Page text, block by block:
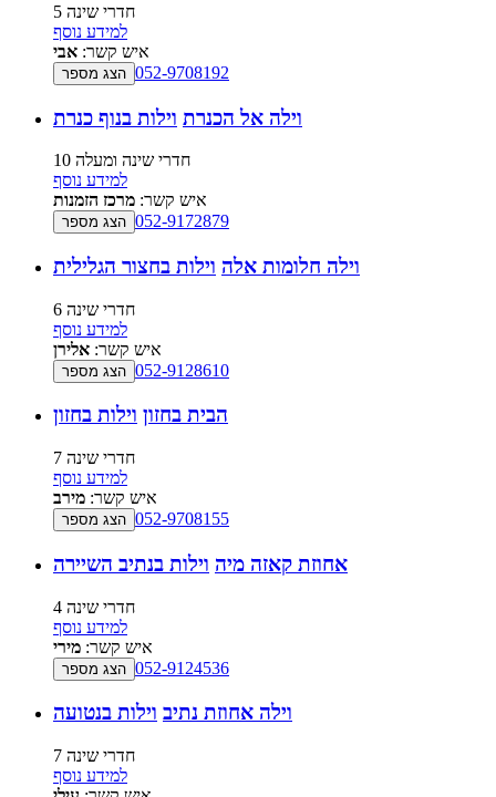
5 חדרי שינה
למידע נוסף
איש קשר: אבי
הצג מספר 052-9708192
וילה אל הכנרת וילות בנוף כנרת
10 חדרי שינה ומעלה
למידע נוסף
איש קשר: מרכז הזמנות
הצג מספר 052-9172879
וילה חלומות אלה וילות בחצור הגלילית
6 חדרי שינה
למידע נוסף
איש קשר: אלירן
הצג מספר 052-9128610
הבית בחזון וילות בחזון
7 חדרי שינה
למידע נוסף
איש קשר: מירב
הצג מספר 052-9708155
אחוזת קאזה מיה וילות בנתיב השיירה
4 חדרי שינה
למידע נוסף
איש קשר: מירי
הצג מספר 052-9124536
וילה אחוזת נתיב וילות בנטועה
7 חדרי שינה
למידע נוסף